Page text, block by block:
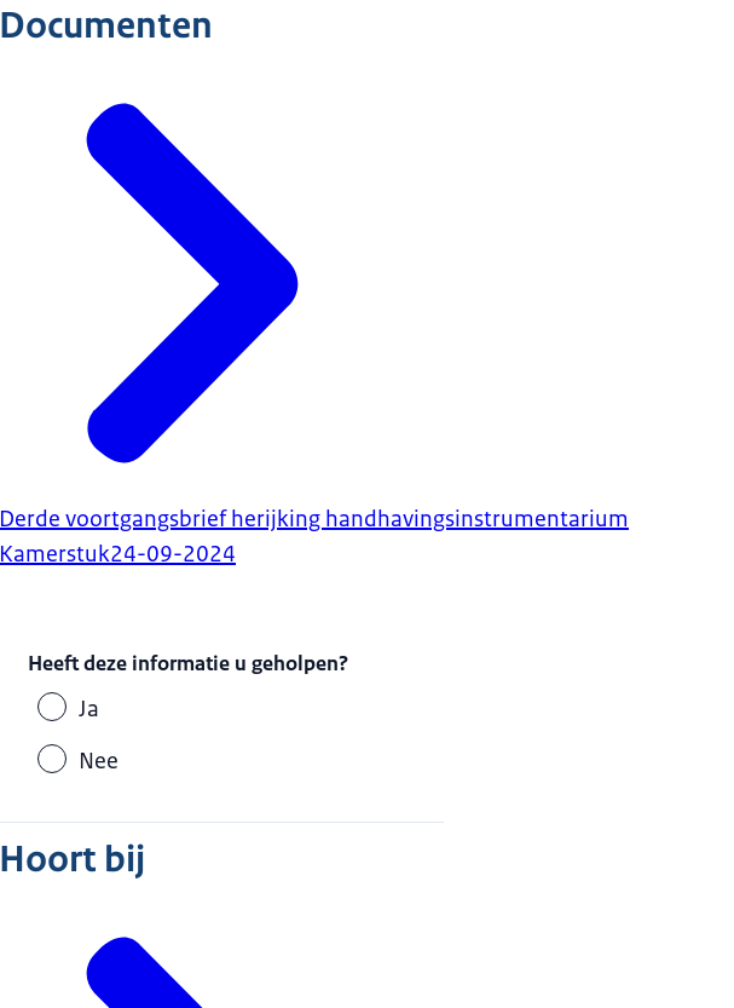
Documenten
Derde voortgangsbrief herijking handhavingsinstrumentarium
Kamerstuk24-09-2024
Heeft deze informatie u geholpen?
Ja
Nee
Hoort bij